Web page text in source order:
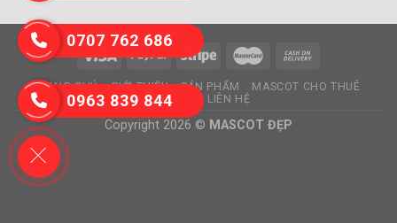
TRANG CHỦ GIỚI THIỆU SẢN PHẨM
MASCOT CHO THUÊ
TIN TỨC
LIÊN HỆ
Copyright 2026 © MASCOT ĐẸP
0707 762 686
0963 839 844